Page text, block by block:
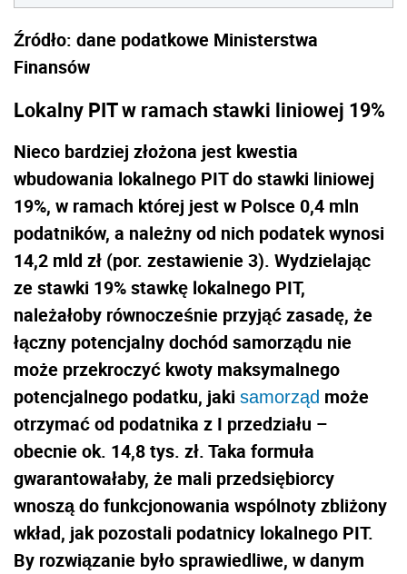
Źródło: dane podatkowe Ministerstwa
Finansów
Lokalny PIT w ramach stawki liniowej 19%
Nieco bardziej złożona jest kwestia
wbudowania lokalnego PIT do stawki liniowej
19%, w ramach której jest w Polsce 0,4 mln
podatników, a należny od nich podatek wynosi
14,2 mld zł (por. zestawienie 3). Wydzielając
ze stawki 19% stawkę lokalnego PIT,
należałoby równocześnie przyjąć zasadę, że
łączny potencjalny dochód samorządu nie
może przekroczyć kwoty maksymalnego
potencjalnego podatku, jaki samorząd może
otrzymać od podatnika z I przedziału –
obecnie ok. 14,8 tys. zł. Taka formuła
gwarantowałaby, że mali przedsiębiorcy
wnoszą do funkcjonowania wspólnoty zbliżony
wkład, jak pozostali podatnicy lokalnego PIT.
By rozwiązanie było sprawiedliwe, w danym